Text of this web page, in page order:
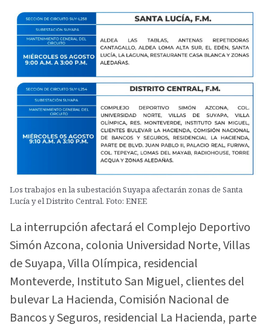
Los trabajos en la subestación Suyapa afectarán zonas de Santa
Lucía y el Distrito Central. Foto: ENEE
La interrupción afectará el Complejo Deportivo
Simón Azcona, colonia Universidad Norte, Villas
de Suyapa, Villa Olímpica, residencial
Monteverde, Instituto San Miguel, clientes del
bulevar La Hacienda, Comisión Nacional de
Bancos y Seguros, residencial La Hacienda, parte